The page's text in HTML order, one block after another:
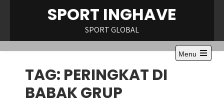
SPORT INGHAVE
SPORT GLOBAL
Menu
Open
TAG: PERINGKAT DI
BABAK GRUP